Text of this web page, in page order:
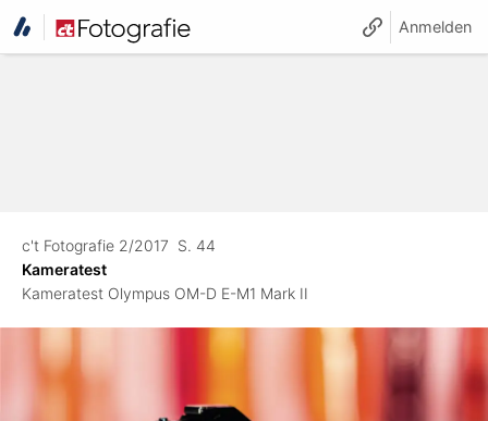
Anmelden
c't Fotografie 2/2017 S. 44
Kameratest
Kameratest Olympus OM-D E-M1 Mark II